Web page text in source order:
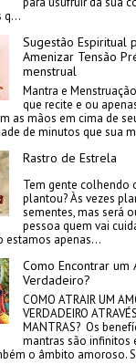
q...
Sugestão Espiritual
Amenizar Tensão
menstrual
Mantra e
que recite e ou
as mãos em cima de
de minutos que sua
Rastro de Estrela
Tem gente colhendo
plantou? Às vezes
sementes, mas será
pessoa quem vai
estamos apenas...
Como Encontrar um
Verdadeiro?
COMO ATRAIR UM
VERDADEIRO
MANTRAS? Os
mantras são infinitos
o âmbito amoroso.